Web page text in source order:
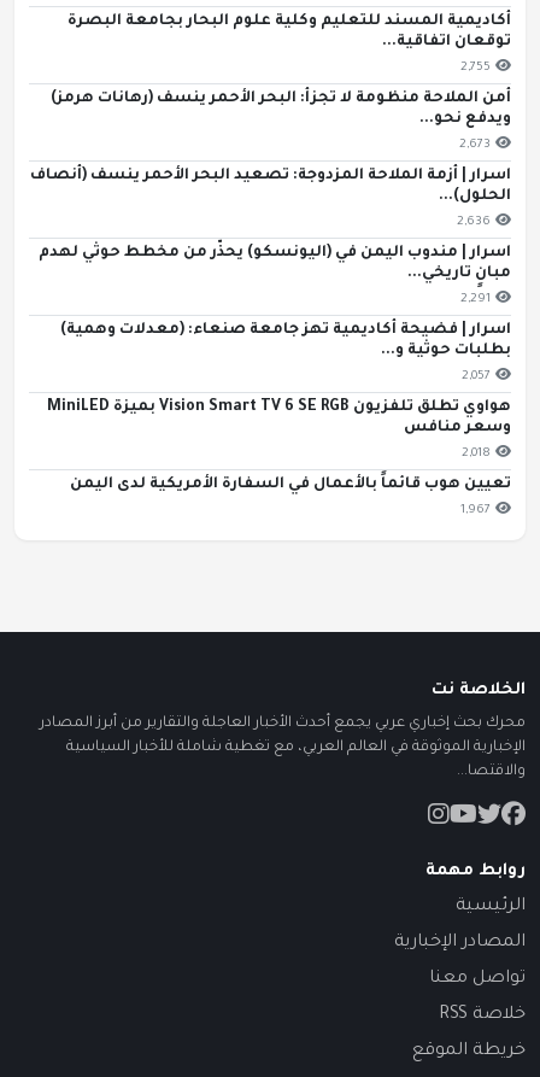
أكاديمية المسند للتعليم وكلية علوم البحار بجامعة البصرة
توقعان اتفاقية...
2,755
أمن الملاحة منظومة لا تجزأ: البحر الأحمر ينسف (رهانات هرمز)
ويدفع نحو...
2,673
اسرار | أزمة الملاحة المزدوجة: تصعيد البحر الأحمر ينسف (أنصاف
الحلول)...
2,636
اسرار | مندوب اليمن في (اليونسكو) يحذّر من مخطط حوثي لهدم
مبانٍ تاريخي...
2,291
اسرار | فضيحة أكاديمية تهز جامعة صنعاء: (معدلات وهمية)
بطلبات حوثية و...
2,057
هواوي تطلق تلفزيون Vision Smart TV 6 SE RGB بميزة MiniLED
وسعر منافس
2,018
تعيين هوب قائماً بالأعمال في السفارة الأمريكية لدى اليمن
1,967
الخلاصة نت
محرك بحث إخباري عربي يجمع أحدث الأخبار العاجلة والتقارير من أبرز المصادر
الإخبارية الموثوقة في العالم العربي، مع تغطية شاملة للأخبار السياسية
والاقتصا...
روابط مهمة
الرئيسية
المصادر الإخبارية
تواصل معنا
خلاصة RSS
خريطة الموقع